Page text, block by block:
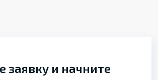
заявку и начните